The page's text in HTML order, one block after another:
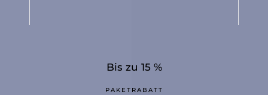
Bis zu 15 %
PAKETRABATT